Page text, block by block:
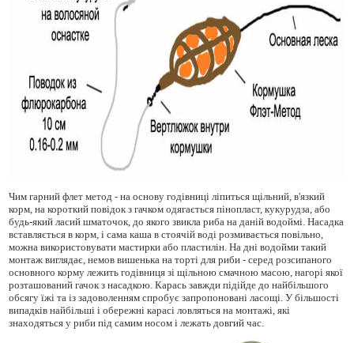
Чим гарний флет метод - на основу годівниці ліпиться щільний, в'язкий
корм, на короткий повідок з гачком одягається пінопласт, кукурудза, або
будь-який ласий шматочок, до якого звикла риба на даній водоймі. Насадка
вставляється в корм, і сама каша в стоячій воді розмивається повільно,
можна використовувати мастирки або пластилін. На дні водойми такий
монтаж виглядає, немов вишенька на торті для риби - серед розсипаного
основного корму лежить годівниця зі щільною смачною масою, нагорі якої
розташований гачок з насадкою. Карась завжди підійде до найбільшого
обсягу їжі та із задоволенням спробує запропоновані ласощі. У більшості
випадків найбільші і обережні карасі ловляться на монтажі, які
знаходяться у риби під самим носом і лежать довгий час.